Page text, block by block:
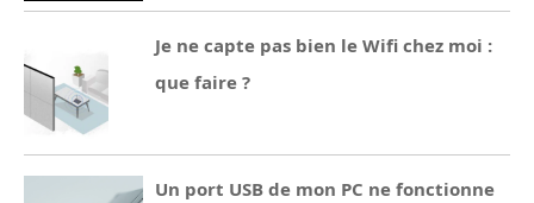
Je ne capte pas bien le Wifi chez moi :
que faire ?
Un port USB de mon PC ne fonctionne